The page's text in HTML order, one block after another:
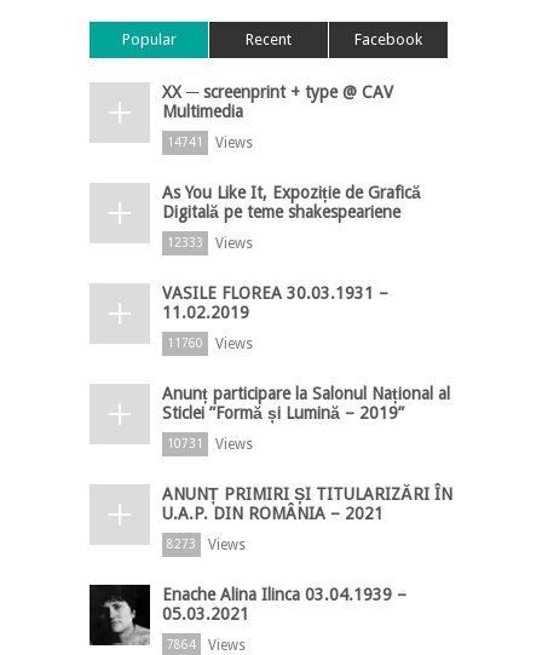
Popular Recent Facebook
XX ─ screenprint + type @ CAV
Multimedia
14741 Views
As You Like It, Expoziție de Grafică
Digitală pe teme shakespeariene
12333 Views
VASILE FLOREA 30.03.1931 –
11.02.2019
11760 Views
Anunț participare la Salonul Național al
Sticlei ”Formă și Lumină – 2019”
10731 Views
ANUNȚ PRIMIRI ȘI TITULARIZĂRI ÎN
U.A.P. DIN ROMÂNIA – 2021
8273 Views
Enache Alina Ilinca 03.04.1939 –
05.03.2021
7864 Views